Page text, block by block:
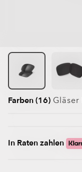
Farben (16) Gläser
In Raten zahlen